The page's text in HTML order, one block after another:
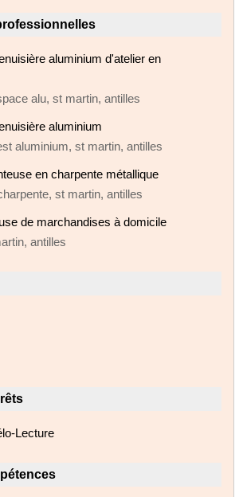
aluminium d'atelier en
alu, st martin, antilles
aluminium
aluminium, st martin, antilles
en charpente métallique
st martin, antilles
de marchandises à domicile
antilles
Lecture